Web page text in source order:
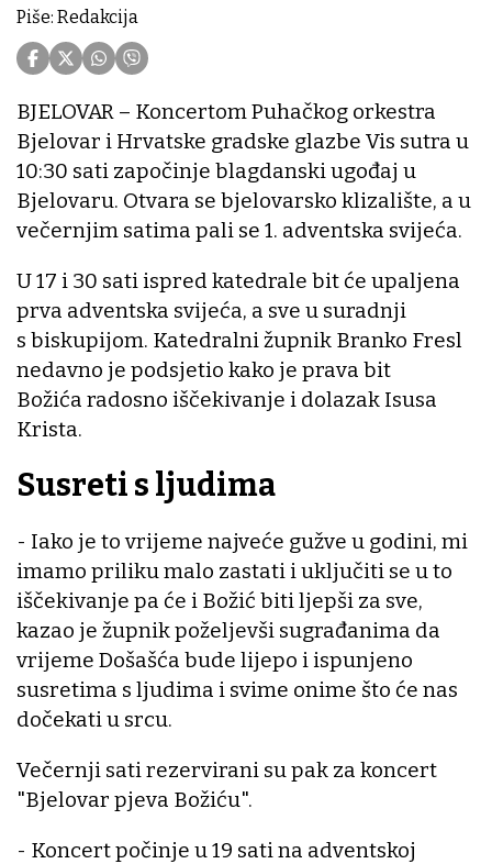
Piše: Redakcija
BJELOVAR – Koncertom Puhačkog orkestra
Bjelovar i Hrvatske gradske glazbe Vis sutra u
10:30 sati započinje blagdanski ugođaj u
Bjelovaru. Otvara se bjelovarsko klizalište, a u
večernjim satima pali se 1. adventska svijeća.
U 17 i 30 sati ispred katedrale bit će upaljena
prva adventska svijeća, a sve u suradnji
s biskupijom. Katedralni župnik Branko Fresl
nedavno je podsjetio kako je prava bit
Božića radosno iščekivanje i dolazak Isusa
Krista.
Susreti s ljudima
- Iako je to vrijeme najveće gužve u godini, mi
imamo priliku malo zastati i uključiti se u to
iščekivanje pa će i Božić biti ljepši za sve,
kazao je župnik poželjevši sugrađanima da
vrijeme Došašća bude lijepo i ispunjeno
susretima s ljudima i svime onime što će nas
dočekati u srcu.
Večernji sati rezervirani su pak za koncert
"Bjelovar pjeva Božiću".
- Koncert počinje u 19 sati na adventskoj